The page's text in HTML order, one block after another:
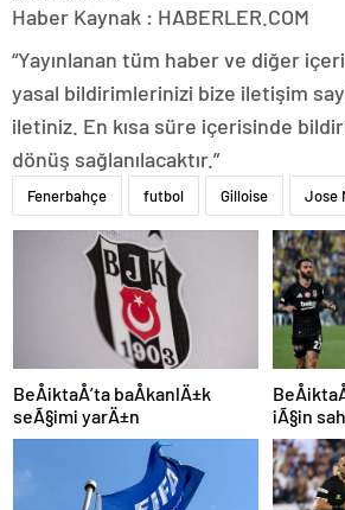
Haber Kaynak : HABERLER.COM
“Yayınlanan tüm haber ve diğer
yasal bildirimlerinizi bize iletişim
iletiniz. En kısa süre içerisinde
dönüş sağlanılacaktır.”
Fenerbahçe futbol Gilloise Jose
BeÅiktaÅ’ta baÅkanlÄ±k
seÃ§imi yarÄ±n
iÃ§in